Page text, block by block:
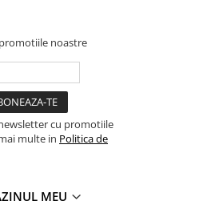
noastre
cu promotiile
multe in Politica de
MEU